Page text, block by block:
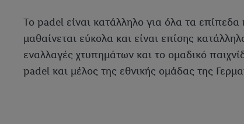
Το padel είναι κατάλληλο για όλα τα επίπεδα
μαθαίνεται εύκολα και είναι επίσης
εναλλαγές χτυπημάτων και το ομαδικό
padel και μέλος της εθνικής ομάδας της